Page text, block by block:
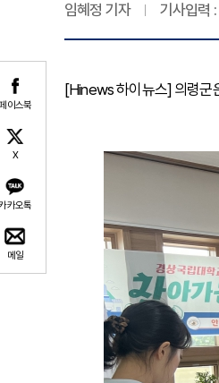
이스북
X
카오톡
메일
임혜정 기자 기사입력 :
[Hinews 하이뉴스] 의령군